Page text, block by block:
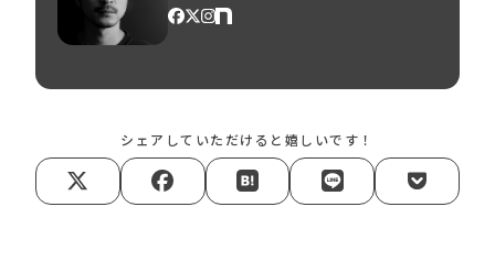
シェアしていただけると嬉しいです！